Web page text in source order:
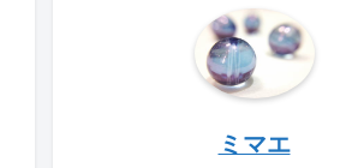
ミマエ